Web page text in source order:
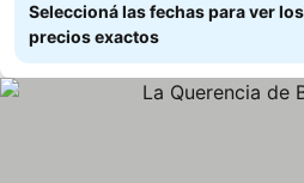
Seleccioná las fechas para ver los
precios exactos